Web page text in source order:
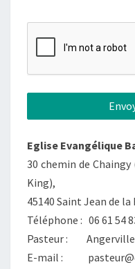
Eglise Evangélique
30 chemin de
King),
45140 Saint Jean de la
Téléphone : 06 61 54
Pasteur : Angerville
E-mail :